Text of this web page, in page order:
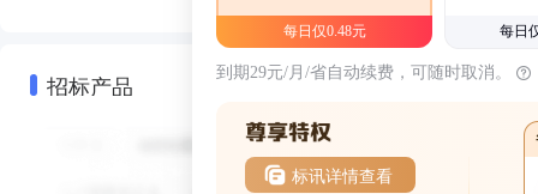
招标产品
每日仅0.48元 每日
到期29元/月/省自动续费，可随时取消。
标讯详情查看